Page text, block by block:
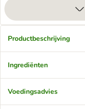
Productbeschrijving
Ingrediënten
Voedingsadvies